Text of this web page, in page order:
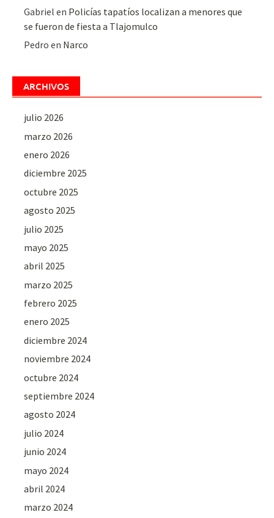
Gabriel en Policías tapatíos localizan a menores que
se fueron de fiesta a Tlajomulco
Pedro en Narco
ARCHIVOS
julio 2026
marzo 2026
enero 2026
diciembre 2025
octubre 2025
agosto 2025
julio 2025
mayo 2025
abril 2025
marzo 2025
febrero 2025
enero 2025
diciembre 2024
noviembre 2024
octubre 2024
septiembre 2024
agosto 2024
julio 2024
junio 2024
mayo 2024
abril 2024
marzo 2024